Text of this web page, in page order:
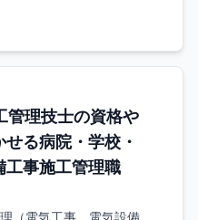
管理技士の資格や
る病院・学校・
工事施工管理職